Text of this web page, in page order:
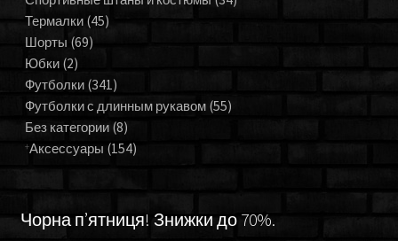
Термалки (45)
Шорты (69)
Юбки (2)
Футболки (341)
Футболки с длинным рукавом (55)
Без категории (8)
Аксессуары (154)
Чорна п’ятниця! Знижки до 70%.